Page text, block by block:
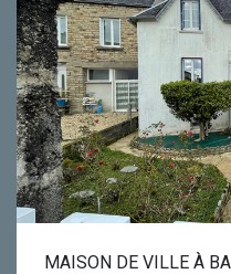
MAISON DE VILLE À